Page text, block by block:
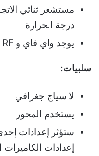
مستشعر ثنائي
درجة الحرارة
يوجد واي فاي و RF
سلبيات:
لا سياج جغرافي
يستخدم المحور
إعدادات